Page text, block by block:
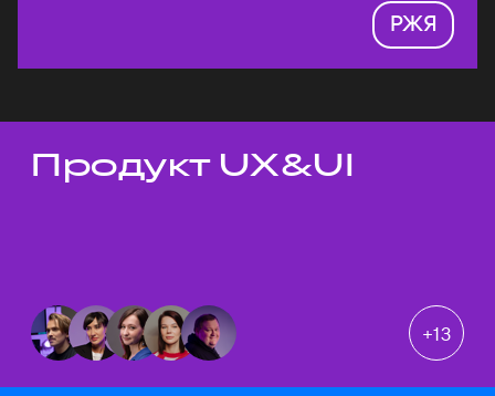
РЖЯ
Темы докладов
Продукт UX&UI
+13